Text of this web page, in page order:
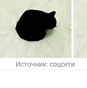
Источник:соцсети